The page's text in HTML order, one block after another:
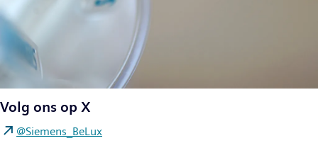
Volg ons op X
@Siemens_BeLux